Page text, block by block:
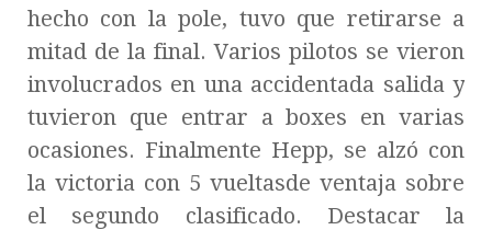
hecho con la pole, tuvo que retirarse a
mitad de la final. Varios pilotos se vieron
involucrados en una accidentada salida y
tuvieron que entrar a boxes en varias
ocasiones. Finalmente Hepp, se alzó con
la victoria con 5 vueltasde ventaja sobre
el segundo clasificado. Destacar la